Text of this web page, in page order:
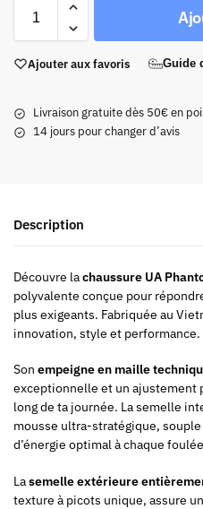
Ajouter aux favoris Guide
Livraison gratuite dès 50€ en
14 jours pour changer d’avis
Description
Découvre lachaussure UA
polyvalente conçue pour
plus exigeants. Fabriquée au
innovation, style et performance.
Son empeigne en maille
exceptionnelle et un ajustement
long de ta journée. La semelle
mousse ultra-stratégique,
d’énergie optimal à chaque
Lasemelle extérieure
texture à picots unique, assure